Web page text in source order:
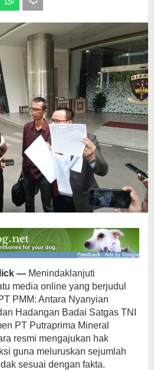
— Menindaklanjuti
media online yang berjudul
PMM: Antara Nyanyian
Hadangan Badai Satgas TNI
PT Putraprima Mineral
resmi mengajukan hak
guna meluruskan sejumlah
sesuai dengan fakta.